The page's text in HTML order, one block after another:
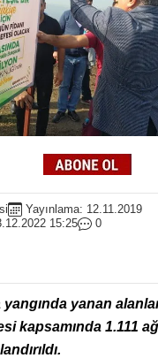
Yayınlama: 12.11.2019
15:25
0
yanan
kapsamında 1.111